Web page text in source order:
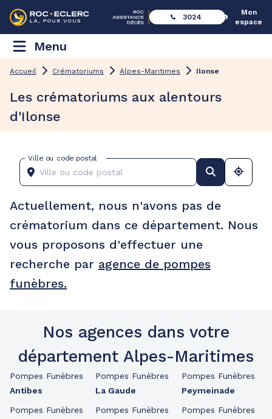
3024
Mon
espace
Menu
Accueil Crématoriums Alpes-Maritimes Ilonse
Les crématoriums aux alentours
d'Ilonse
Ville ou code postal
Actuellement, nous n'avons pas de
crématorium dans ce département. Nous
vous proposons d'effectuer une
recherche par agence de pompes
funèbres.
Nos agences dans votre
département Alpes-Maritimes
Pompes Funèbres
Antibes
Pompes Funèbres
Pompes Funèbres
La Gaude
Pompes Funèbres
Pompes Funèbres
Peymeinade
Pompes Funèbres